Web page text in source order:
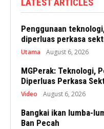
LATEST ARTICLES
Penggunaan
diperluas perkasa
Utama August 6, 2026
MGPerak: Teknologi,
Diperluas Perkasa
Video August 6, 2026
Bangkai ikan lumba-
Ban Pecah